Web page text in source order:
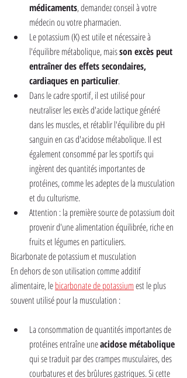
médicaments, demandez conseil à votre
médecin ou votre pharmacien.
Le potassium (K) est utile et nécessaire à
l'équilibre métabolique, mais son excès peut
entraîner des effets secondaires,
cardiaques en particulier.
Dans le cadre sportif, il est utilisé pour
neutraliser les excès d'acide lactique généré
dans les muscles, et rétablir l'équilibre du pH
sanguin en cas d'acidose métabolique. Il est
également consommé par les sportifs qui
ingèrent des quantités importantes de
protéines, comme les adeptes de la musculation
et du culturisme.
Attention : la première source de potassium doit
provenir d'une alimentation équilibrée, riche en
fruits et légumes en particuliers.
Bicarbonate de potassium et musculation
En dehors de son utilisation comme additif
alimentaire, le bicarbonate de potassium est le plus
souvent utilisé pour la musculation :
La consommation de quantités importantes de
protéines entraîne une acidose métabolique
qui se traduit par des crampes musculaires, des
courbatures et des brûlures gastriques. Si cette